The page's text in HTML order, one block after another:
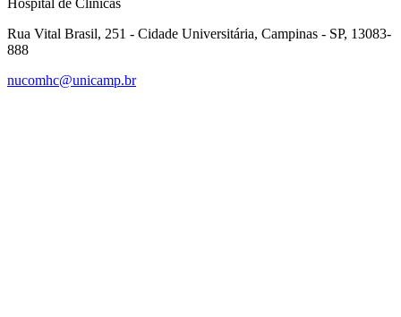
Hospital de Clínicas
Rua Vital Brasil, 251 - Cidade Universitária, Campinas - SP, 13083-
888
nucomhc@unicamp.br